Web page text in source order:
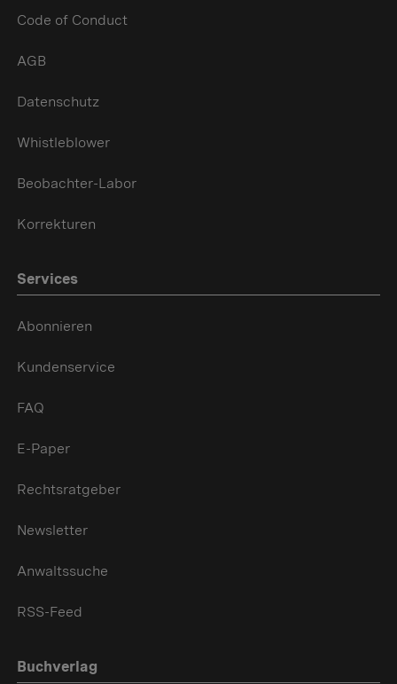
Code of Conduct
AGB
Datenschutz
Whistleblower
Beobachter-Labor
Korrekturen
Services
Abonnieren
Kundenservice
FAQ
E-Paper
Rechtsratgeber
Newsletter
Anwaltssuche
RSS-Feed
Buchverlag